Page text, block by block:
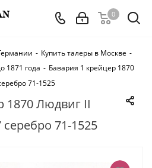
0
- Купить талеры в Москве -
1871 года - Бавария 1 крейцер 1870
71-1525
1870 Людвиг II
серебро 71-1525